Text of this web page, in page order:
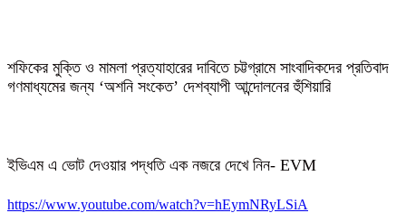
শফিকের মুক্তি ও মামলা প্রত্যাহারের দাবিতে চট্টগ্রামে সাংবাদিকদের প্রতিবাদ
গণমাধ্যমের জন্য ‘অশনি সংকেত’ দেশব্যাপী আন্দোলনের হুঁশিয়ারি
ইভিএম এ ভোট দেওয়ার পদ্ধতি এক নজরে দেখে নিন- EVM
https://www.youtube.com/watch?v=hEymNRyLSiA